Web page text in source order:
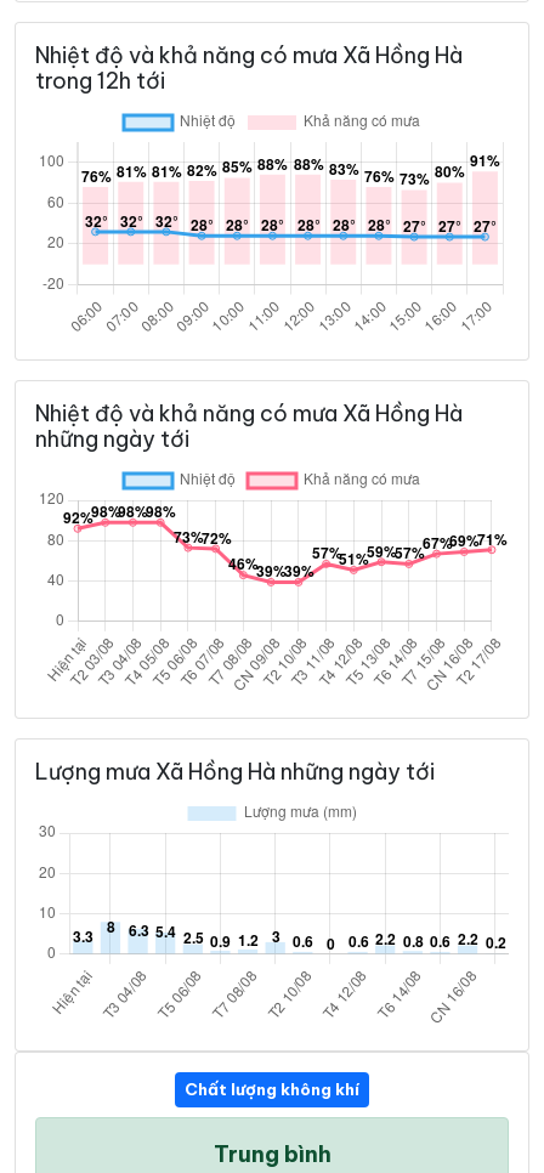
Nhiệt độ và khả năng có mưa Xã Hồng Hà
trong 12h tới
Nhiệt độ và khả năng có mưa Xã Hồng Hà
những ngày tới
Lượng mưa Xã Hồng Hà những ngày tới
Chất lượng không khí
Trung bình